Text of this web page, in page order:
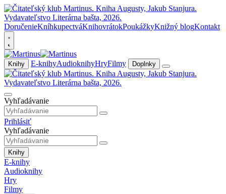
DoručenieKníhkupectváKnihovrátokPoukážkyKnižný blogKontakt
Knihy E-knihyAudioknihyHryFilmy Doplnky
Vyhľadávanie
Prihlásiť
Vyhľadávanie
Knihy
E-knihy
Audioknihy
Hry
Filmy